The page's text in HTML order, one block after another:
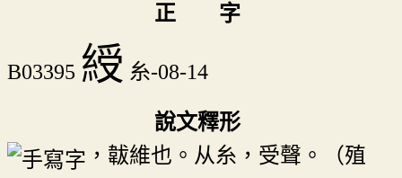
正 字
B03395 綬 糸-08-14
說文釋形
，韍維也。从糸，受聲。（殖